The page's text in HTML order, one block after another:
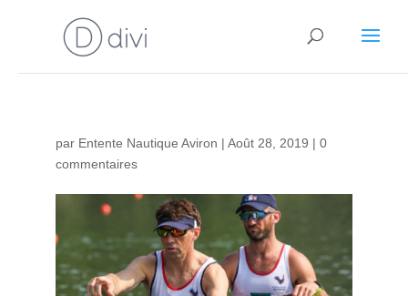
par Entente Nautique Aviron | Août 28, 2019 | 0
commentaires